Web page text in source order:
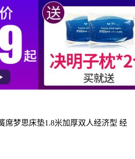
席梦思床垫1.8米加厚双人经济型 经